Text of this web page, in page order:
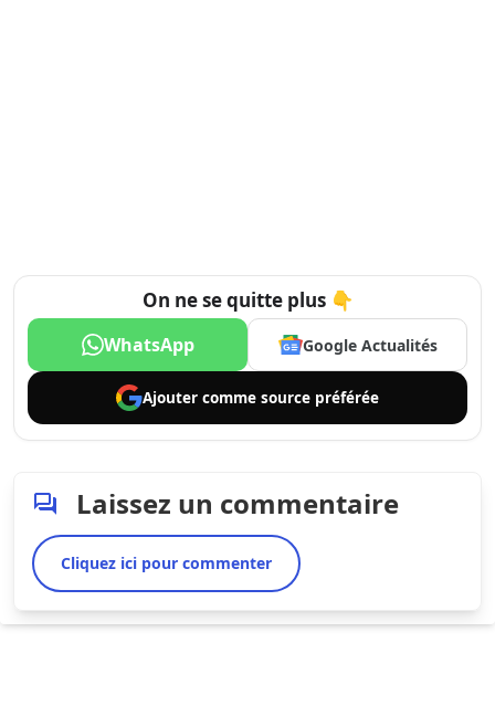
On ne se quitte plus 👇
WhatsApp Google Actualités
Ajouter comme source préférée
Laissez un commentaire
Cliquez ici pour commenter